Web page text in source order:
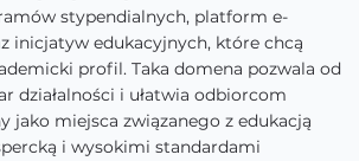
stypendialnych, platform e-
inicjatyw edukacyjnych, które chcą
profil. Taka domena pozwala od
działalności i ułatwia odbiorcom
jako miejsca związanego z edukacją
i wysokimi standardami